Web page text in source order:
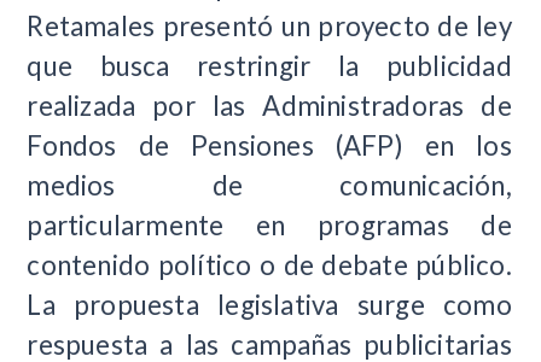
Retamales presentó un proyecto de ley
que busca restringir la publicidad
realizada por las Administradoras de
Fondos de Pensiones (AFP) en los
medios de comunicación,
particularmente en programas de
contenido político o de debate público.
La propuesta legislativa surge como
respuesta a las campañas publicitarias